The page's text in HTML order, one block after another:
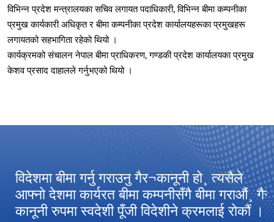
विभिन्न प्रदेश मन्त्रालयका सचिव लगायत पदाधिकारी, विभिन्न बीमा कम्पनीका
प्रमुख कार्यकारी अधिकृत र बीमा कम्पनीका प्रदेश कार्यालयहरूका प्रमुखहरू
लगायतको सहभागिता रहेको थियो ।
कार्यक्रमको संचालन नेपाल बीमा प्राधिकरण, गण्डकी प्रदेश कार्यालयका प्रमुख
केशव प्रसाद दाहालले गर्नुभएको थियो ।
विदेशमा बीमा गर्नु गराउनु गैर¬कानूनी हो¸ त्यसैले
आफ्नो देशमा कार्यरत बीमा कम्पनीसँगै बीमा गराऔं¸ गैर
कानूनी रुपमा स्वदेशी पूँजी विदेशीने क्रमलाई रोकौं ।